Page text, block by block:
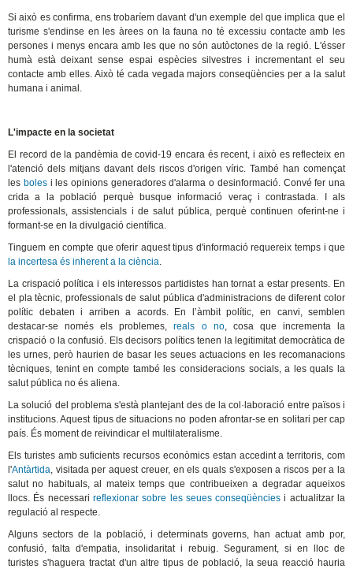
Si això es confirma, ens trobaríem davant d'un exemple del que implica que el
turisme s'endinse en les àrees on la fauna no té excessiu contacte amb les
persones i menys encara amb les que no són autòctones de la regió. L'ésser
humà està deixant sense espai espècies silvestres i incrementant el seu
contacte amb elles. Això té cada vegada majors conseqüències per a la salut
humana i animal.
L'impacte en la societat
El record de la pandèmia de covid-19 encara és recent, i això es reflecteix en
l'atenció dels mitjans davant dels riscos d'origen víric. També han començat
les bolesi les opinions generadores d'alarma o desinformació. Convé fer una
crida a la població perquè busque informació veraç i contrastada. I als
professionals, assistencials i de salut pública, perquè continuen oferint-ne i
formant-se en la divulgació científica.
Tinguem en compte que oferir aquest tipus d'informació requereix temps i que
la incertesa és inherent a la ciència.
La crispació política i els interessos partidistes han tornat a estar presents. En
el pla tècnic, professionals de salut pública d'administracions de diferent color
polític debaten i arriben a acords. En l’àmbit polític, en canvi, semblen
destacar-se només els problemes,reals o no, cosa que incrementa la
crispació o la confusió. Els decisors polítics tenen la legitimitat democràtica de
les urnes, però haurien de basar les seues actuacions en les recomanacions
tècniques, tenint en compte també les consideracions socials, a les quals la
salut pública no és aliena.
La solució del problema s'està plantejant des de la col·laboració entre països i
institucions. Aquest tipus de situacions no poden afrontar-se en solitari per cap
país. És moment de reivindicar el multilateralisme.
Els turistes amb suficients recursos econòmics estan accedint a territoris, com
l'Antàrtida, visitada per aquest creuer, en els quals s'exposen a riscos per a la
salut no habituals, al mateix temps que contribueixen a degradar aqueixos
llocs. És necessari reflexionar sobre les seues conseqüències i actualitzar la
regulació al respecte.
Alguns sectors de la població, i determinats governs, han actuat amb por,
confusió, falta d'empatia, insolidaritat i rebuig. Segurament, si en lloc de
turistes s'haguera tractat d'un altre tipus de població, la seua reacció hauria